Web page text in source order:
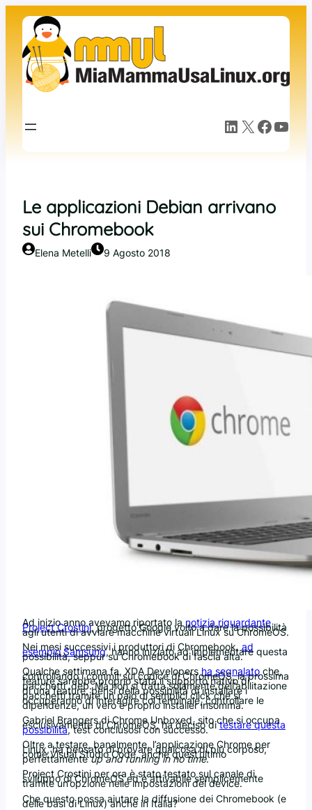
contenuto
LinkedIn X Facebook YouTube
Le applicazioni Debian arrivano
sui Chromebook
Elena Metelli 9 Agosto 2018
Ad inizio anno avevamo riportato la notizia riguardante
Project Crostini, progetto Google volto a dare la possibilità
agli utenti di avviare macchine virtuali Linux su ChromeOS.
Nei mesi successivi i produttori di Chromebook, ad
esempio Samsung, hanno iniziato ad implementare questa
possibilità, seppur su Chromebook di fascia alta.
Qualche settimana fa, XDA Developers ha segnalato che,
controllando i commit sul codice di ChromeOS, la prossima
feature sarebbe proprio stata il supporto nativo di
pacchetti .deb. Ma non si tratta solamente dell’abilitazione
di una feature, bensì della possibilità di installare i
pacchetti tramite un paio di semplici click che si
occuperanno di interagire col terminale, controllare le
dipendenze, un vero e proprio installer insomma.
Gabriel Brangers di Chrome Unboxed, sito che si occupa
esclusivamente di ChromeOS, ha deciso ditestare questa
possibilità, test conclusosi con successo.
Oltre a testare, banalmente, l’applicazione Chrome per
Linux, ha pensato di provare qualcosa di più corposo,
come Visual Studio Code, anche quest’ultimo
perfettamenteup and running in no time.
Project Crostini per ora è stato testato sul canale di
sviluppo di ChromeOS ed è attivabile semplicemente
tramite un’opzione nelle impostazioni del device.
Che questo possa aiutare la diffusione dei Chromebook (e
delle basi di Linux) anche in Italia?